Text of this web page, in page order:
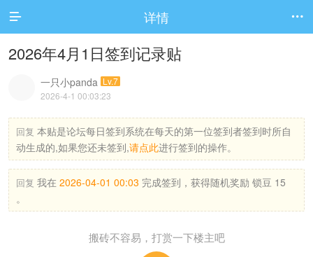
 详情 
2026年4月1日签到记录贴
一只小panda Lv.7
2026-4-1 00:03:23
回复 本贴是论坛每日签到系统在每天的第一位签到者签到时所自
动生成的,如果您还未签到,请点此进行签到的操作。
回复 我在 2026-04-01 00:03 完成签到，获得随机奖励 锁豆 15
。
搬砖不容易，打赏一下楼主吧